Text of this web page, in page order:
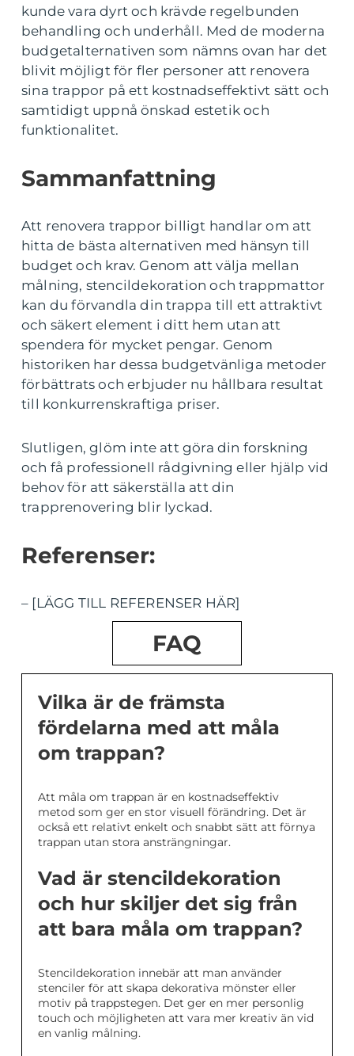
kunde vara dyrt och krävde regelbunden
behandling och underhåll. Med de moderna
budgetalternativen som nämns ovan har det
blivit möjligt för fler personer att renovera
sina trappor på ett kostnadseffektivt sätt och
samtidigt uppnå önskad estetik och
funktionalitet.
Sammanfattning
Att renovera trappor billigt handlar om att
hitta de bästa alternativen med hänsyn till
budget och krav. Genom att välja mellan
målning, stencildekoration och trappmattor
kan du förvandla din trappa till ett attraktivt
och säkert element i ditt hem utan att
spendera för mycket pengar. Genom
historiken har dessa budgetvänliga metoder
förbättrats och erbjuder nu hållbara resultat
till konkurrenskraftiga priser.
Slutligen, glöm inte att göra din forskning
och få professionell rådgivning eller hjälp vid
behov för att säkerställa att din
trapprenovering blir lyckad.
Referenser:
– [LÄGG TILL REFERENSER HÄR]
FAQ
Vilka är de främsta
fördelarna med att måla
om trappan?
Att måla om trappan är en kostnadseffektiv
metod som ger en stor visuell förändring. Det är
också ett relativt enkelt och snabbt sätt att förnya
trappan utan stora ansträngningar.
Vad är stencildekoration
och hur skiljer det sig från
att bara måla om trappan?
Stencildekoration innebär att man använder
stenciler för att skapa dekorativa mönster eller
motiv på trappstegen. Det ger en mer personlig
touch och möjligheten att vara mer kreativ än vid
en vanlig målning.